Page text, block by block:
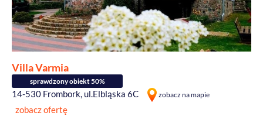
Villa Varmia
sprawdzony obiekt 50%
14-530 Frombork, ul.Elbląska 6C zobacz na mapie
zobacz ofertę